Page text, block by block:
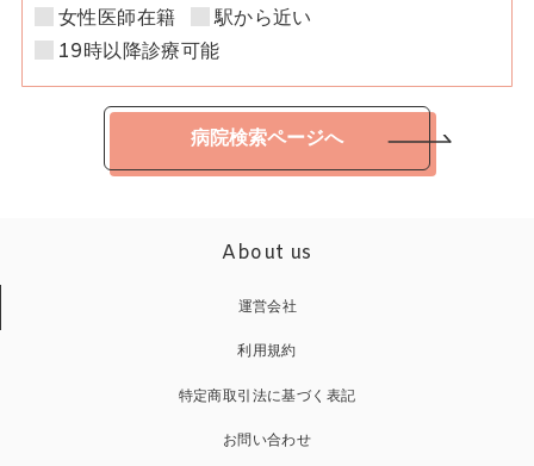
女性医師在籍
駅から近い
19時以降診療可能
病院検索ページへ
About us
運営会社
利用規約
特定商取引法に基づく表記
お問い合わせ